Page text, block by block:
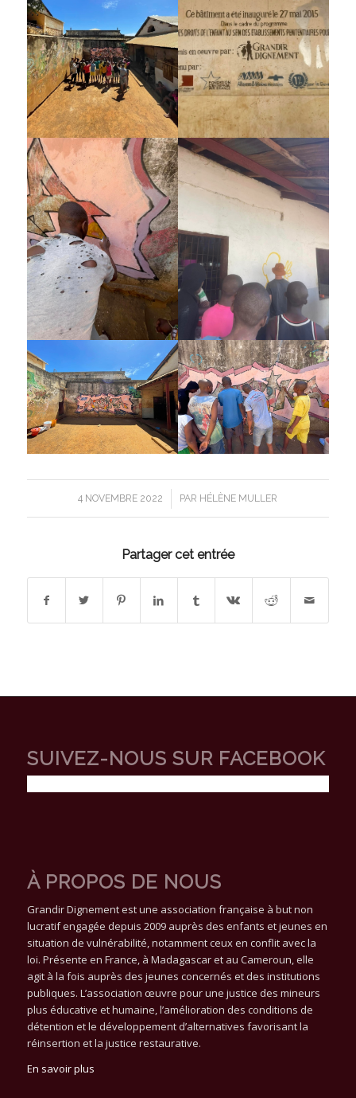
4 NOVEMBRE 2022
/ PAR HÉLÈNE MULLER
Partager cet entrée
SUIVEZ-NOUS SUR FACEBOOK
À PROPOS DE NOUS
Grandir Dignement est une association française à but non
lucratif engagée depuis 2009 auprès des enfants et jeunes en
situation de vulnérabilité, notamment ceux en conflit avec la
loi. Présente en France, à Madagascar et au Cameroun, elle
agit à la fois auprès des jeunes concernés et des institutions
publiques. L’association œuvre pour une justice des mineurs
plus éducative et humaine, l’amélioration des conditions de
détention et le développement d’alternatives favorisant la
réinsertion et la justice restaurative.
En savoir plus